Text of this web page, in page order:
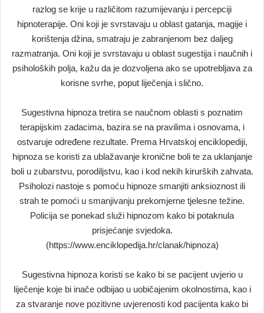
razlog se krije u različitom razumijevanju i percepciji
hipnoterapije. Oni koji je svrstavaju u oblast gatanja, magije i
korištenja džina, smatraju je zabranjenom bez daljeg
razmatranja. Oni koji je svrstavaju u oblast sugestija i naučnih i
psiholoških polja, kažu da je dozvoljena ako se upotrebljava za
korisne svrhe, poput liječenja i slično.
Sugestivna hipnoza tretira se naučnom oblasti s poznatim
terapijskim zadacima, bazira se na pravilima i osnovama, i
ostvaruje određene rezultate. Prema Hrvatskoj enciklopediji,
hipnoza se koristi za ublažavanje kronične boli te za uklanjanje
boli u zubarstvu, porodiljstvu, kao i kod nekih kirurških zahvata.
Psiholozi nastoje s pomoću hipnoze smanjiti anksioznost ili
strah te pomoći u smanjivanju prekomjerne tjelesne težine.
Policija se ponekad služi hipnozom kako bi potaknula
prisjećanje svjedoka.
(https://www.enciklopedija.hr/clanak/hipnoza)
Sugestivna hipnoza koristi se kako bi se pacijent uvjerio u
liječenje koje bi inače odbijao u uobičajenim okolnostima, kao i
za stvaranje nove pozitivne uvjerenosti kod pacijenta kako bi